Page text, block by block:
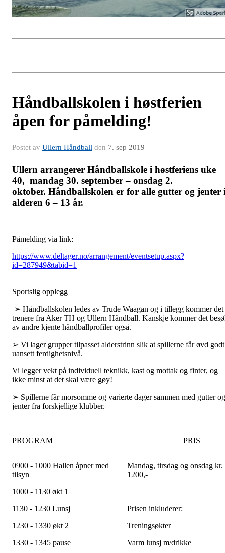
Håndballskolen i høstferien
åpen for påmelding!
Postet av Ullern Håndball den 7. sep 2019
Ullern arrangerer Håndballskole i høstferiens uke
40, mandag 30. september – onsdag 2.
oktober. Håndballskolen er for alle gutter og jenter
alderen 6 – 13 år.
Påmelding via link:
https://www.deltager.no/arrangement/eventsetup.aspx?
id=287949&tabid=1
Sportslig opplegg
➢ Håndballskolen ledes av Trude Waagan og i tillegg kommer det
trenere fra Aker TH og Ullern Håndball. Kanskje kommer det
av andre kjente håndballprofiler også.
➢ Vi lager grupper tilpasset alderstrinn slik at spillerne får øvd godt
uansett ferdighetsnivå.
Vi legger vekt på individuell teknikk, kast og mottak og finter, og
ikke minst at det skal være gøy!
➢ Spillerne får morsomme og varierte dager sammen med gutter og
jenter fra forskjellige klubber.
PROGRAM PRIS
0900 - 1000 Hallen åpner med
tilsyn
1000 - 1130 økt 1
1130 - 1230 Lunsj
1230 - 1330 økt 2
1330 - 1345 pause
Mandag, tirsdag og onsdag kr.
1200,-
Prisen inkluderer:
Treningsøkter
Varm lunsj m/drikke